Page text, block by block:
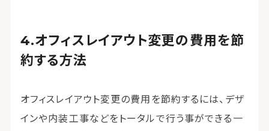
オフィスレイアウト変更の費用を節
約する方法
オフィスレイアウト変更の費用を節約するには、デザ
インや内装工事などをトータルで行う事ができる一